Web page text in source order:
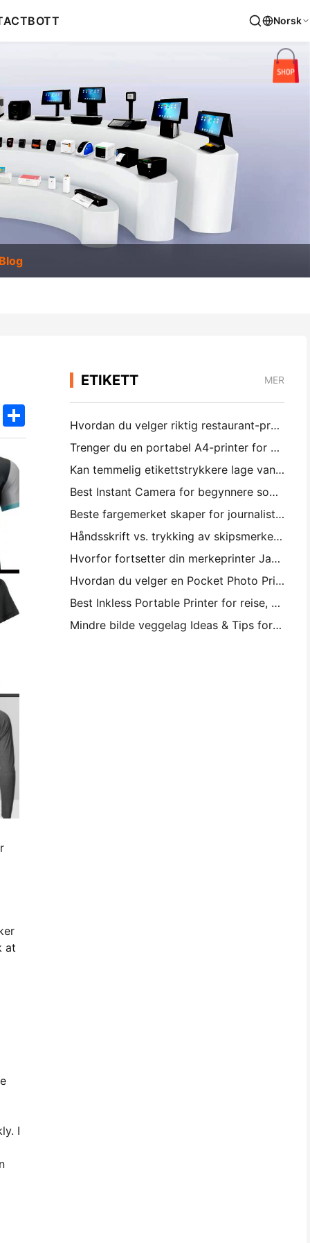
BOTT Norsk
Blog
TwitterShare
at
I
ETIKETT MER
Hvordan du velger riktig restaurant-programvare for din lille eller middelsstørrelse Restaurant
Trenger du en portabel A4-printer for krigsreiser? Hva virker faktisk
Kan temmelig etikettstrykkere lage vannsikkere etiketter for små forretningsprodukter?
Best Instant Camera for begynnere som ikke vil kaste bort papir
Beste fargemerket skaper for journalistering og skrapbooking: Legg mer farge til hver side
Håndsskrift vs. trykking av skipsmerker: Tips for små forretninger i 2026
Hvorfor fortsetter din merkeprinter Jamming?
Hvordan du velger en Pocket Photo Printer: En fullstendig veiledning for journalistering, reise og iPhone brukere
Best Inkless Portable Printer for reise, skole og mobil arbeid: Hanin MT620 Pro-review
Mindre bilde veggelag Ideas & Tips for drom og Dorm Decoration